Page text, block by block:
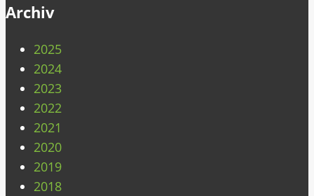
Archiv
2025
2024
2023
2022
2021
2020
2019
2018